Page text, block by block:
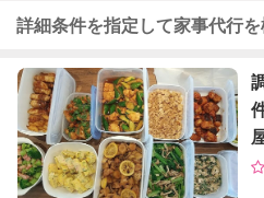
詳細条件を指定して家事代行